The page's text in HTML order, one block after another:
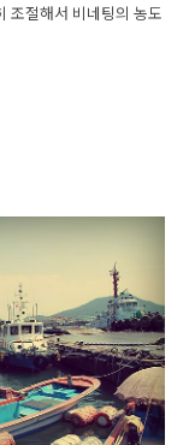
조절해서 비네팅의 농도